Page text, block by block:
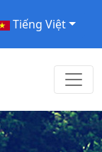
Tiếng Việt